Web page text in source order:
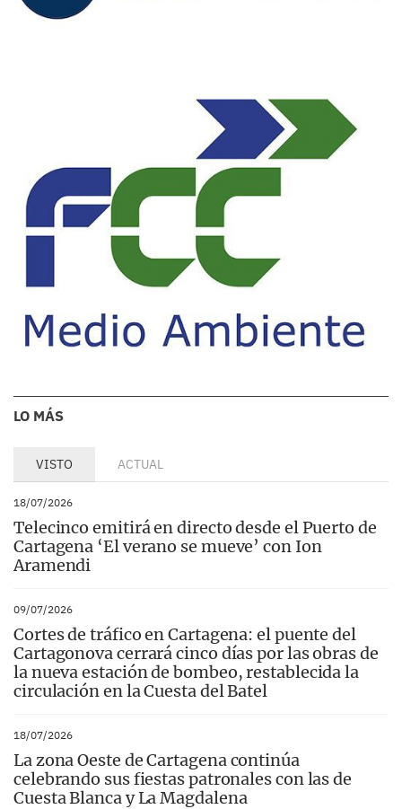
LO MÁS
VISTO ACTUAL
18/07/2026
Telecinco emitirá en directo desde el Puerto de
Cartagena ‘El verano se mueve’ con Ion
Aramendi
09/07/2026
Cortes de tráfico en Cartagena: el puente del
Cartagonova cerrará cinco días por las obras de
la nueva estación de bombeo, restablecida la
circulación en la Cuesta del Batel
18/07/2026
La zona Oeste de Cartagena continúa
celebrando sus fiestas patronales con las de
Cuesta Blanca y La Magdalena